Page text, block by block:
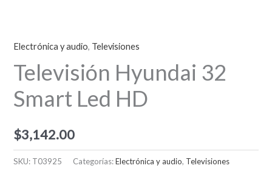
Electrónica y audio, Televisiones
Televisión Hyundai 32
Smart Led HD
$3,142.00
SKU: T03925 Categorías:Electrónica y audio, Televisiones